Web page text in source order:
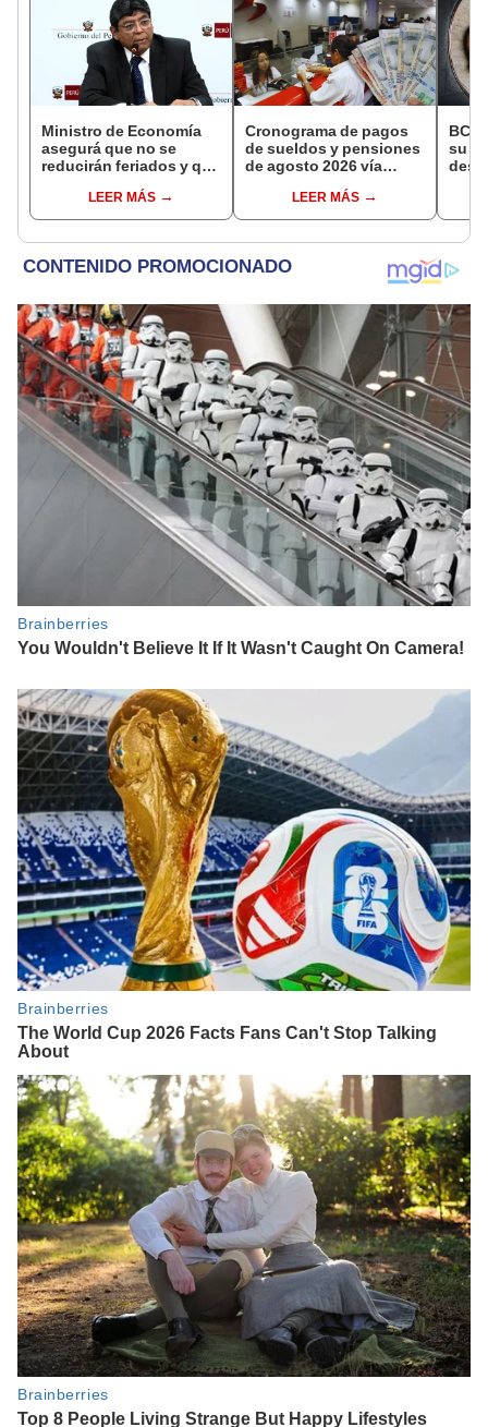
Ministro de Economía
asegurá que no se
reducirán feriados y que
aumentará en dos
etapas
LEER MÁS
Cronograma de pagos
de sueldos y pensiones
de agosto 2026 vía
conoce las fechas de
depósito
LEER MÁS
BCR
su